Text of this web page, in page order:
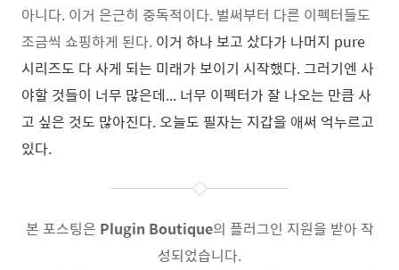
아니다. 이거 은근히 중독적이다. 벌써부터 다른 이펙터들도
조금씩 쇼핑하게 된다. 이거 하나 보고 샀다가 나머지 pure
시리즈도 다 사게 되는 미래가 보이기 시작했다. 그러기엔 사
야할 것들이 너무 많은데... 너무 이펙터가 잘 나오는 만큼 사
고 싶은 것도 많아진다. 오늘도 필자는 지갑을 애써 억누르고
있다.
본 포스팅은 Plugin Boutique의 플러그인 지원을 받아 작
성되었습니다.